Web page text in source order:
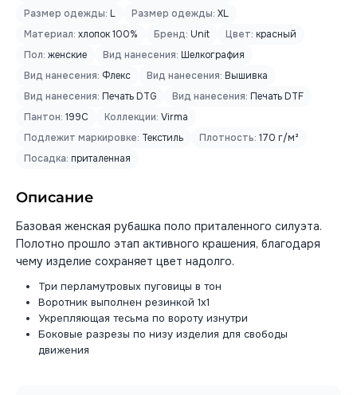
Размер одежды: L Размер одежды: XL
Материал: хлопок 100% Бренд: Unit Цвет: красный
Пол: женские Вид нанесения: Шелкография
Вид нанесения: Флекс Вид нанесения: Вышивка
Вид нанесения: Печать DTG Вид нанесения: Печать DTF
Пантон: 199C Коллекции: Virma
Подлежит маркировке: Текстиль Плотность: 170 г/м²
Посадка: приталенная
Описание
Базовая женская рубашка поло приталенного силуэта.
Полотно прошло этап активного крашения, благодаря
чему изделие сохраняет цвет надолго.
Три перламутровых пуговицы в тон
Воротник выполнен резинкой 1x1
Укрепляющая тесьма по вороту изнутри
Боковые разрезы по низу изделия для свободы
движения